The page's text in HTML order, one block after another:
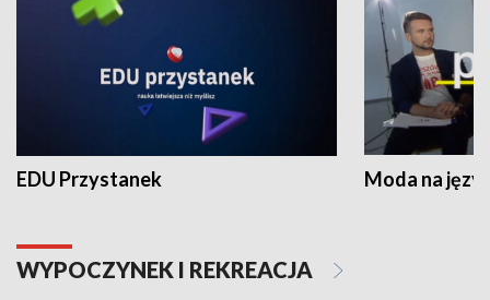
EDU Przystanek Moda na
WYPOCZYNEK I REKREACJA